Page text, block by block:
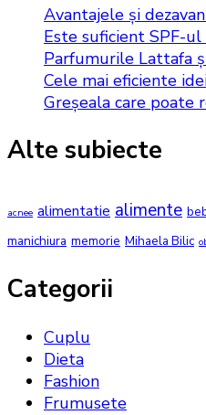
Avantajele și
Este suficient SPF-
Parfumurile Lattafa
Cele mai eficiente
Greșeala care
Alte subiecte
acnee alimentatie alimente
manichiura memorie Mihaela Bilic
Categorii
Cuplu
Dieta
Fashion
Frumusete